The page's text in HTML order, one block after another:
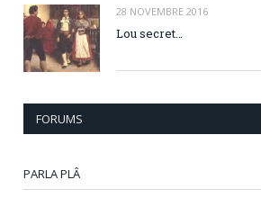
28 NOVEMBRE 2016
Lou secret…
FORUMS
PARLA PLÂ